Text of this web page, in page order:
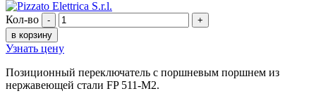
Кол-во -
+
в корзину
Узнать цену
Позиционный переключатель с поршневым поршнем из
нержавеющей стали FP 511-M2.